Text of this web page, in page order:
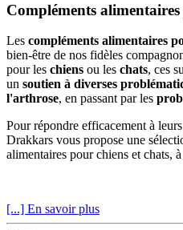
Compléments
Les compléments alimentaires
bien-être de nos fidèles
pour les chiens ou les chats, ces
un soutien à diverses
l'arthrose, en passant par les
Pour répondre efficacement à
Drakkars vous propose une
alimentaires pour chiens et chats,
[...] En savoir plus